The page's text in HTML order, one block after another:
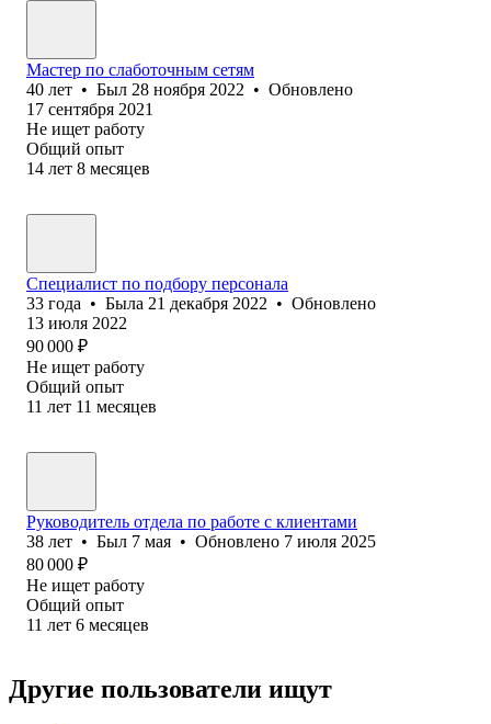
Мастер по слаботочным сетям
40 лет • Был 28 ноября 2022 • Обновлено
17 сентября 2021
Не ищет работу
Общий опыт
14 лет 8 месяцев
Специалист по подбору персонала
33 года • Была 21 декабря 2022 • Обновлено
13 июля 2022
90 000 ₽
Не ищет работу
Общий опыт
11 лет 11 месяцев
Руководитель отдела по работе с клиентами
38 лет • Был 7 мая • Обновлено 7 июля 2025
80 000 ₽
Не ищет работу
Общий опыт
11 лет 6 месяцев
Другие пользователи ищут